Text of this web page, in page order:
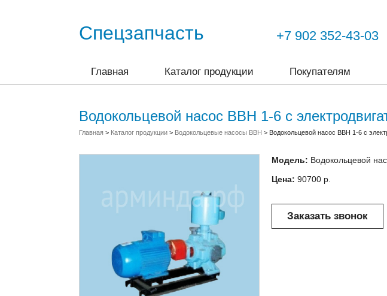
Спецзапчасть +7 902 352-43-03
Главная Каталог продукции Покупателям
Водокольцевой насос ВВН 1-6 с
Главная > Каталог продукции > Водокольцевые насосы ВВН > Водокольцевой насос ВВН 1-6 с
Модель: Водокольцевой
Цена: 90700 р.
Заказать звонок